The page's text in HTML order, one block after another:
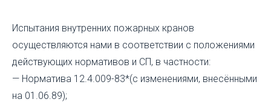
Испытания внутренних пожарных кранов
осуществляются нами в соответствии с положениями
действующих нормативов и СП, в частности:
— Норматива 12.4.009-83*(с изменениями, внесёнными
на 01.06.89);